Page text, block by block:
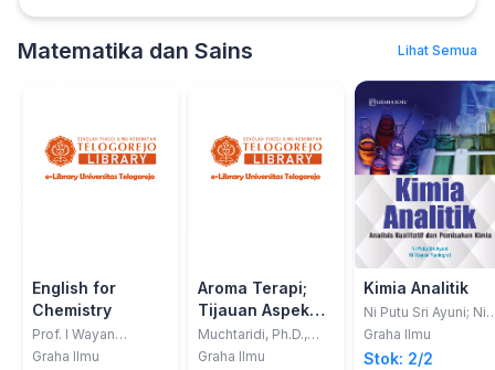
Matematika dan Sains Lihat Semua
English for
Chemistry
Prof. I Wayan
Subagia, Ph.D.
Graha Ilmu
Aroma Terapi;
Tijauan Aspek
Kimia Medisinal
Muchtaridi, Ph.D.,
Apt.,;Prof. Dr.
Graha Ilmu
Kimia Analitik
Ni Putu Sri Ayuni; Ni
Wayan Yuningrat
Graha Ilmu
Stok: 2/2